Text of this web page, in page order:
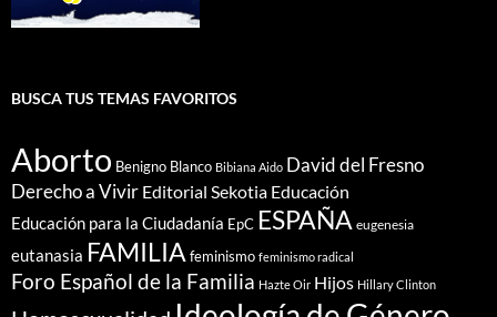
BUSCA TUS TEMAS FAVORITOS
Aborto Benigno Blanco Bibiana Aido David del Fresno
Derecho a Vivir Editorial Sekotia Educación
Educación para la Ciudadanía EpC ESPAÑA eugenesia
eutanasia FAMILIA feminismo feminismo radical
Foro Español de la Familia Hazte Oir Hijos Hillary Clinton